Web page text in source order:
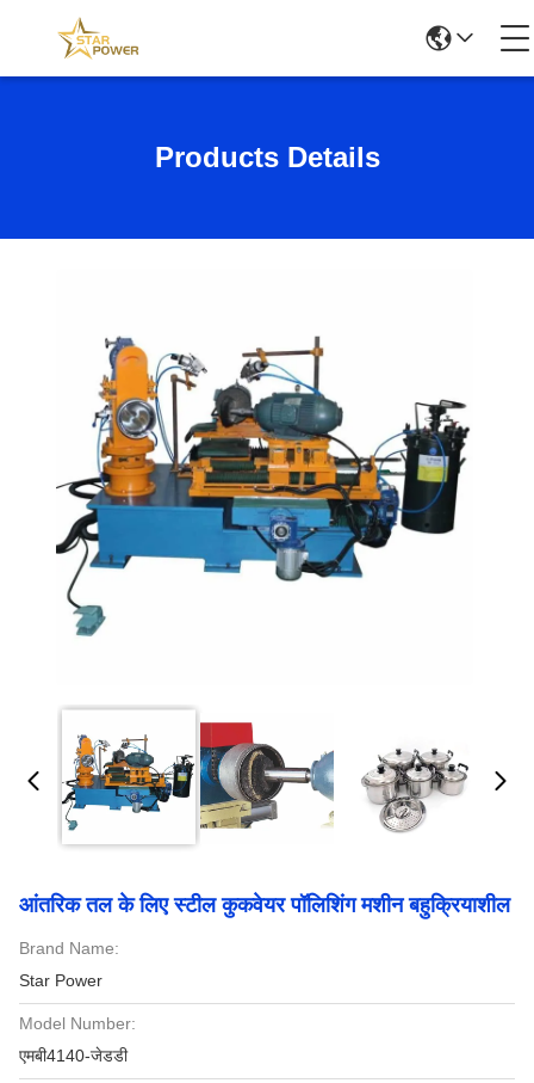
Products Details
आंतरिक तल के लिए स्टील कुकवेयर पॉलिशिंग मशीन बहुक्रियाशील
Brand Name:
Star Power
Model Number:
एमबी4140-जेडडी